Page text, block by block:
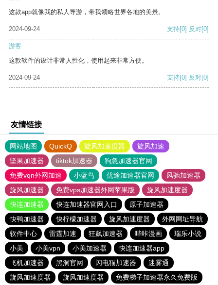
这款app就像我的私人导游，带我领略世界各地的美景。
2024-09-24 支持[0] 反对[0]
游客
这款软件的设计非常人性化，使用起来非常方便。
2024-09-24 支持[0] 反对[0]
友情链接
网站地图 QuickQ 旋风加速度器
旋风加速
坚果加速器
tiktok加速器
狗急加速器官网
免费vqn外网加速
小蓝鸟 优途加速器官网
风驰加速器
旋风加速器
免费vps加速器外网苹果版
旋风加速度器
快连加速器
快连加速器官网入口
原子加速器
快鸭加速器
快柠檬加速器 旋风加速度器
外网网址导航
软件中心
雷霆加速 狂飙加速器 哔咔漫画
瑞乐小说
小美
小美vpn 小美加速器
快连加速器app
飞机加速器
黑洞官网 闪电猫加速器
迷雾通
旋风加速度器
旋风加速度器 免费梯子加速器永久免费版